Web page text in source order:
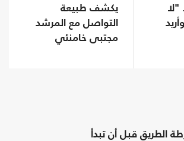
"لا
يكشف طبيعة
التواصل مع المرشد
مجتبى خامنئي
الطريق قبل أن تبدأ